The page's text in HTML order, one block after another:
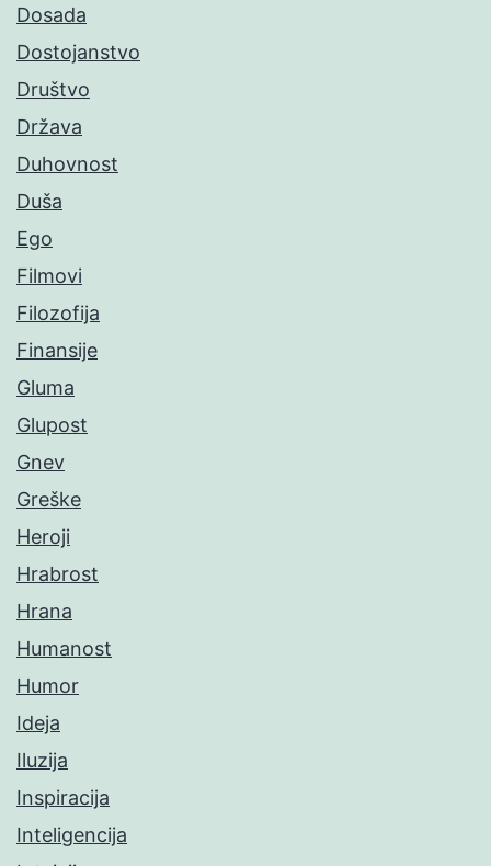
Dosada
Dostojanstvo
Društvo
Država
Duhovnost
Duša
Ego
Filmovi
Filozofija
Finansije
Gluma
Glupost
Gnev
Greške
Heroji
Hrabrost
Hrana
Humanost
Humor
Ideja
Iluzija
Inspiracija
Inteligencija